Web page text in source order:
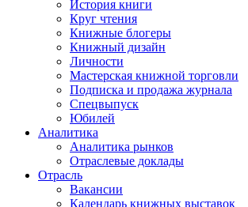
История книги
Круг чтения
Книжные блогеры
Книжный дизайн
Личности
Мастерская книжной торговли
Подписка и продажа журнала
Спецвыпуск
Юбилей
Аналитика
Аналитика рынков
Отраслевые доклады
Отрасль
Вакансии
Календарь книжных выставок